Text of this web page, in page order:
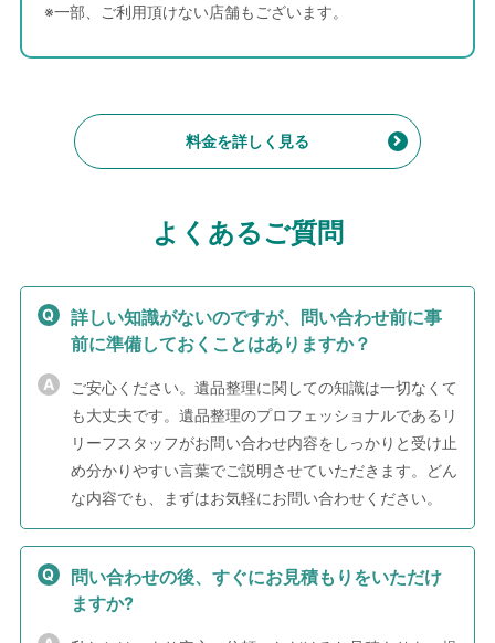
※一部、ご利用頂けない店舗もございます。
料金を詳しく見る
よくあるご質問
詳しい知識がないのですが、問い合わせ前に事
前に準備しておくことはありますか？
ご安心ください。遺品整理に関しての知識は一切なくて
も大丈夫です。遺品整理のプロフェッショナルであるリ
リーフスタッフがお問い合わせ内容をしっかりと受け止
め分かりやすい言葉でご説明させていただきます。どん
な内容でも、まずはお気軽にお問い合わせください。
問い合わせの後、すぐにお見積もりをいただけ
ますか?